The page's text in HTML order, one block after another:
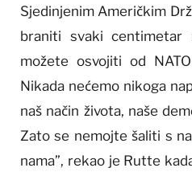
Sjedinjenim Američkim
braniti svaki
možete osvojiti od
Nikada nećemo nikoga
naš način života, naše
Zato se nemojte šaliti s
nama”, rekao je Rutte